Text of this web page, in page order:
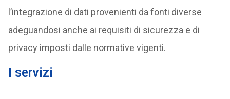
l’integrazione di dati provenienti da fonti diverse
adeguandosi anche ai requisiti di sicurezza e di
privacy imposti dalle normative vigenti.
I servizi